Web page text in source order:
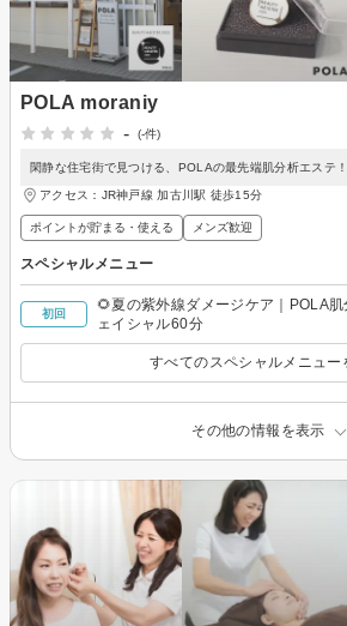
POLA moraniy
-
(-件)
閑静な住宅街で見つける、POLAの最先端肌分析エステ！
アクセス：JR神戸線 加古川駅 徒歩15分
ポイントが貯まる・使える メンズ歓迎
スペシャルメニュー
初回
🌻夏の紫外線ダメージケア｜POLA肌
ェイシャル60分
すべてのスペシャルメニュー
その他の情報を表示